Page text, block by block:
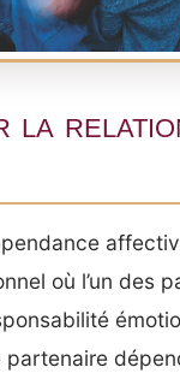
la
où l’un des
partenaire